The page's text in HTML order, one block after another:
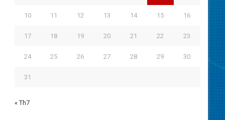
10 11 12 13 14 15 16
17 18 19 20 21 22 23
24 25 26 27 28 29 30
31
« Th7